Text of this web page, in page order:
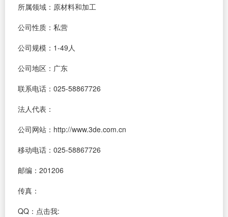
所属领域：原材料和加工
公司性质：私营
公司规模：1-49人
公司地区：广东
联系电话：025-58867726
法人代表：
公司网站：http://www.3de.com.cn
移动电话：025-58867726
邮编：201206
传真：
QQ： 点击我: